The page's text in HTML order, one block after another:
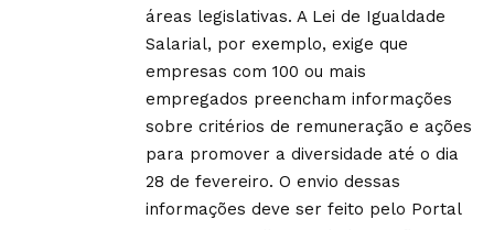
áreas legislativas. A Lei de Igualdade
Salarial, por exemplo, exige que
empresas com 100 ou mais
empregados preencham informações
sobre critérios de remuneração e ações
para promover a diversidade até o dia
28 de fevereiro. O envio dessas
informações deve ser feito pelo Portal